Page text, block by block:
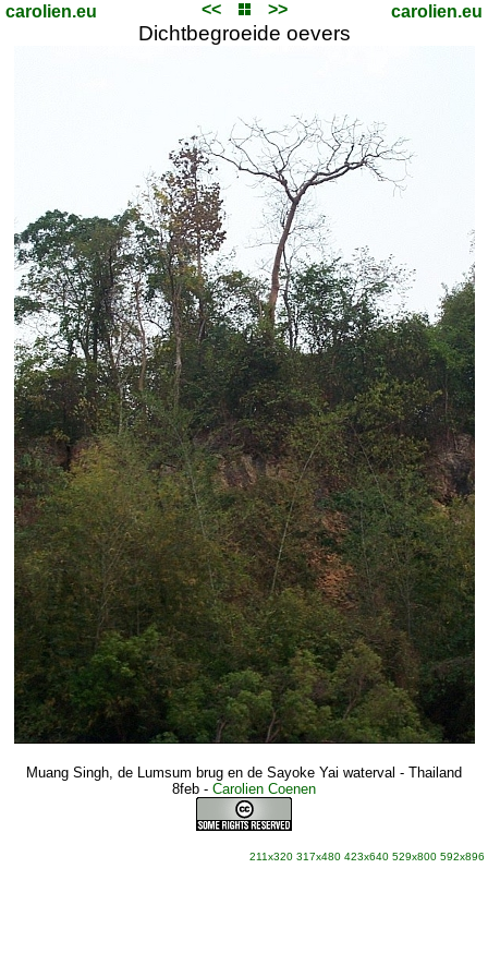
carolien.eu << >> carolien.eu
Dichtbegroeide oevers
Muang Singh, de Lumsum brug en de Sayoke Yai waterval - Thailand
8feb - Carolien Coenen
211x320 317x480 423x640 529x800 592x896